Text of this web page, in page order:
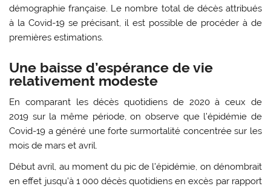
démographie française. Le nombre total de décès attribués
à la Covid-19 se précisant, il est possible de procéder à de
premières estimations.
Une baisse d’espérance de vie
relativement modeste
En comparant les décès quotidiens de 2020 à ceux de
2019 sur la même période, on observe que l’épidémie de
Covid-19 a généré une forte surmortalité concentrée sur les
mois de mars et avril.
Début avril, au moment du pic de l’épidémie, on dénombrait
en effet jusqu’à 1 000 décès quotidiens en excès par rapport